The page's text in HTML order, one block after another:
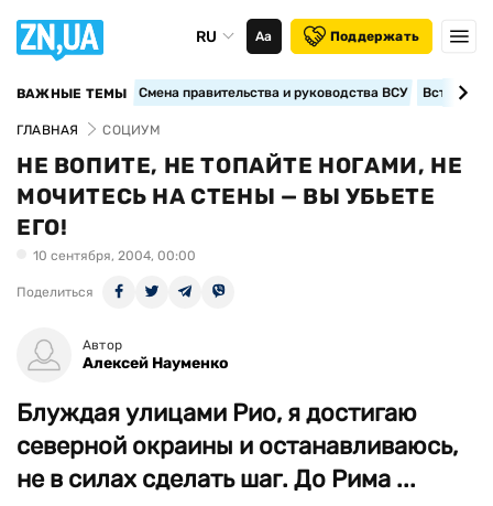
RU Аа Поддержать
ВАЖНЫЕ ТЕМЫ Смена правительства и руководства ВСУ
ГЛАВНАЯ СОЦИУМ
НЕ ВОПИТЕ, НЕ ТОПАЙТЕ НОГАМИ, НЕ
МОЧИТЕСЬ НА СТЕНЫ — ВЫ УБЬЕТЕ
ЕГО!
10 сентября, 2004, 00:00
Поделиться
Автор
Алексей Науменко
Блуждая улицами Рио, я достигаю
северной окраины и останавливаюсь,
не в силах сделать шаг. До Рима ...